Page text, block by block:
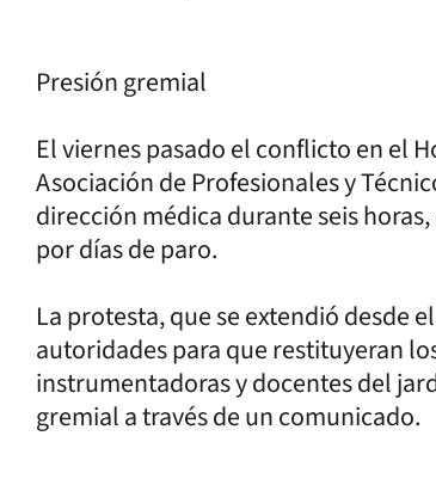
Presión gremial
El viernes pasado el conflicto en el
Asociación de Profesionales y
dirección médica durante seis
por días de paro.
La protesta, que se extendió desde
autoridades para que restituyeran
instrumentadoras y docentes del
gremial a través de un comunicado.